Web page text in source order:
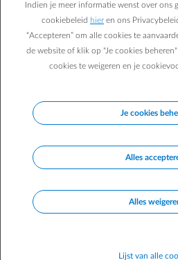
Je kan meer informatie over de
dekkingen
hier terugvinden.
Wat is een ENGIE contract voor
Ik wil een contract voor
Wat dekt het ENGIE contract
Wat is de duurtijd van een
Is er een wachtperiode voor een
contract voor pechbijstand heb
Indien je meer informatie wenst over ons
cookiebeleid hier en ons
“Accepteren” om alle cookies te
de website of klik op "Je cookies
cookies te weigeren en je
Je cookies
Alles
Alles
Lijst van alle